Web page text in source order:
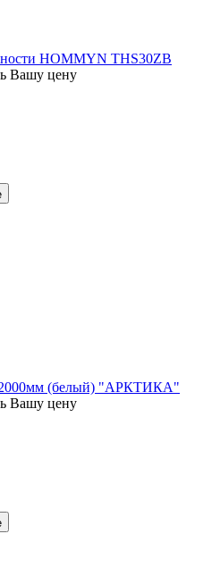
HOMMYN THS30ZB
Вашу цену
(белый) "АРКТИКА"
Вашу цену